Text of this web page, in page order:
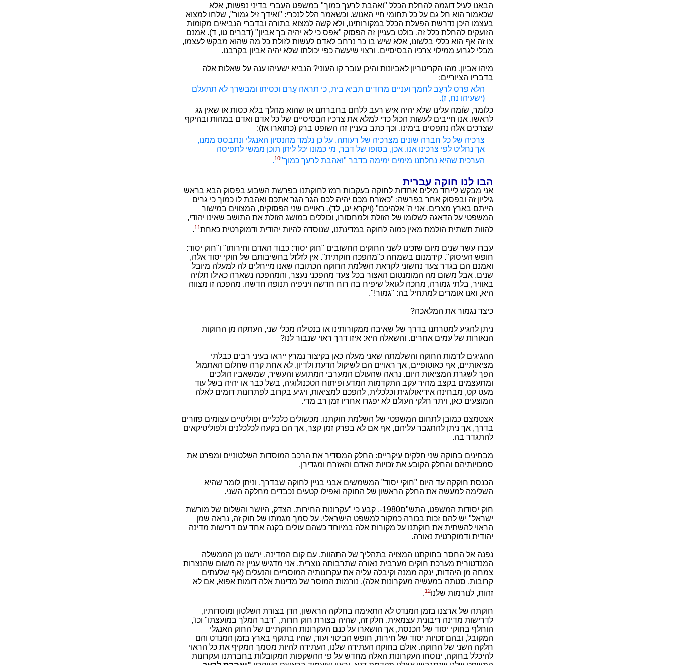
הבאנו לעיל דוגמה להחלת הכלל "ואהבת לרעך כמוך" במשפט העברי בדיני נפשות, אלא
שכאמור הוא חל גם על כל תחומי חיי האנוש. וכשאמר הלל לנכרי: "ואידך זיל גמור", שלחו למצוא
בעצמו היכן נדרשת הפעלת הכלל במקורותינו, ולא קשה למצוא בתורה ובדברי הנביאים מקומות
הזועקים להחלת כלל זה. בולט בעניין זה הפסוק "אפס כי לא יהיה בך אביון" (דברים טו, ד). אמנם
צו זה אף הוא כללי בלשונו, אלא שיש בו כר נרחב לאדם לעשות לזולת כל מה שהוא מבקש לעצמו,
מבלי לגרוע ממילוי צרכיו הבסיסיים, ורצוי שיעשה כפי יכולתו שלא יהיה אביון בקרבנו.
מיהו אביון, מהו הקריטריון לאביונות והיכן עובר קו העוני? הנביא ישעיהו ענה על שאלות אלה
בדבריו הציוריים:
הלא פרס לרעֵב לחמך ועניים מרודים תביא בית, כי תראה עָרם וכסיתו ומבשרך לא תתעלם
(ישעיהו נח, ז).
כלומר, שׂומה עלינו שלא יהיה איש רעב ללחם בחברתנו או שהוא מהלך בלא כסות או שאין גג
לראשו. אנו חייבים לעשות הכול כדי למלא את צרכיו הבסיסיים של כל אדם ואדם במהות ובהיקף
שצרכים אלה נתפסים בימינו. וכך כתב בעניין זה השופט ברק (כתוארו אז):
צרכיה של כל חברה שונים מצרכיה של רעותה. על כן נלמד מהנסיון האנגלי ונתבסס ממנו,
אך נחליט לפי צרכינו אנו. אכן, בסופו של דבר, מי כמונו יכל ליתן תוכן ממשי לתפיסה
הערכית שהיא נחלתנו מימים ימימה בדבר "ואהבת לרעך כמוך"10
.
הבו לנו חוקה עברית
אני מבקש לייחד מילים אחדות לחוקה בעקבות רמז לחוקתנו בפרשת השבוע בפסוק הבא בראש
גיליון זה ובפסוק אחר בפרשה: "כאזרח מכם יהיה לכם הגר הגר אתכם ואהבת לו כמוך כי גרים
הייתם בארץ מצרים, אני ה' אלהיכם" (ויקרא יט, לד). ראויים שני הפסוקים, המצווים במישור
המשפטי על הדאגה לשלומו של הזולת ולמחסורו, וכוללים במושג הזולת את התושב שאינו יהודי,
להוות תשתית הולמת מאין כמוה לחוקה במדינתנו, שנוסדה להיות יהודית ודמוקרטית כאחת11
.
עברו עשר שנים מיום שזכינו לשני החוקים החשובים "חוק יסוד: כבוד האדם וחירותו" ו"חוק יסוד:
חופש העיסוק". קידמנום בשמחה כ"מהפכה חוקתית". אין לזלזל בחשיבותם של חוקי יסוד אלה,
ואמנם הם בגדר צעד נחשוני לקראת השלמת החוקה הכתובה שאנו מייחלים לה למעלה מיובל
שנים. אבל משום מה המומנטום האצור בכל צעד מהפכני נעצר, והמהפכה נשארה כאילו תלויה
באוויר, בלתי גמורה, מחכה לגואל שיפיח בה רוח חדשה ויניפיה תנופה חדשה. מהפכה זו מצווה
היא, ואנו אומרים למתחיל בה: "גמור!".
כיצד נגמור את המלאכה?
ניתן להגיע למטרתנו בדרך של שאיבה ממקורותינו או בנטילה מכלי שני, העתקה מן החוקות
הנאורות של עמים אחרים. והשאלה היא: איזו דרך ראוי שנבור לנו?
ההגיגים לדמות החוקה והשלמתה שאני מעלה כאן בקיצור נמרץ ייראו בעיני רבים כבלתי
מציאותיים, אף כאוטופיים, אך ראויים הם לשיקול הדעת ולדיון. לא אחת קרה שחלום האתמול
הפך לשגרת המציאות היום. נראה שהעולם המערבי המתועש והעשיר, שמשאביו הולכים
ומתעצמים בקצב מהיר עקב התקדמות המדע ופיתוח הטכנולוגיה, בשל כבר או יהיה בשל עוד
מעט קט, מבחינה אידיאולוגית וכלכלית, להפכם למציאות, ויגיע בקרוב לפתרונות דומים לאלה
המוצעים כאן, ויתר חלקי העולם לא יפגרו אחריו זמן רב מדי.
אצטמצם כמובן לתחום המשפטי של השלמת חוקתנו. מכשולים כלכליים ופוליטיים עצומים פזורים
בדרך, אך ניתן להתגבר עליהם, אף אם לא בפרק זמן קצר, אך הם בקעה לכלכלנים ולפוליטיקאים
להתגדר בה.
מבחינים בחוקה שני חלקים עיקריים: החלק המסדיר את הרכב המוסדות השלטוניים ומפרט את
סמכויותיהם והחלק הקובע את זכויות האדם והאזרח ומגדירן.
הכנסת חוקקה עד היום "חוקי יסוד" המשמשים אבני בניין לחוקה שבדרך, וניתן לומר שהיא
השלימה למעשה את החלק הראשון של החוקה ואפילו קטעים נכבדים מחלקה השני.
חוק יסודות המשפט, התש"ם1980-, קבע כי "עקרונות החירות, הצדק, היושר והשלום של מורשת
ישראל" יש להם זכות בכורה כמקור למשפט הישראלי. על סמך מגמתו של חוק זה, נראה שמן
הראוי להשתית את חוקתנו על מקורות אלה במיוחד כשהם עולים בקנה אחד עם דרישות מדינה
יהודית ודמוקרטית נאורה.
נפנה אל החסר בחוקתנו המצויה בתהליך של התהוות. עם קום המדינה, ירשנו מן הממשלה
המנדטורית מערכת חוקים מערבית נאורה שתרבותה נוצרית. אני מדגיש עניין זה משום שהנצרות
צמחה מן היהדות, ינקה ממנה וקיבלה עליה את עקרונותיה המוסריים והנעלים (אף שלעתים
קרובות, סטתה במעשיה מעקרונות אלה). נורמות המוסר של מדינות אלה דומות אפוא, אם לא
זהות, לנורמות שלנו12
.
חוקתה של ארצנו בזמן המנדט לא התאימה בחלקה הראשון, הדן בצורת השלטון ומוסדותיו,
לדרישות מדינה ריבונית עצמאית. חלק זה, שהיה בצורת חוק חרות, "דבר המלך במועצתו" וכו',
הוחלף בחוקי יסוד של הכנסת, אך הושארו על כנם העקרונות החוקתיים של החוק האנגלי
המקובל, ובהם זכויות יסוד של חירות, חופש הביטוי ועוד, שהיו בתוקף בארץ בזמן המנדט והם
חלקה השני של החוקה. אולם בחוקה העתידה שלנו, העתידה להיות מסמך המקיף את כל הראוי
להיכלל בחוקה, ינוסחו העקרונות האלה מחדש על פי ההשקפות המקובלות בחברתנו ועקרונות